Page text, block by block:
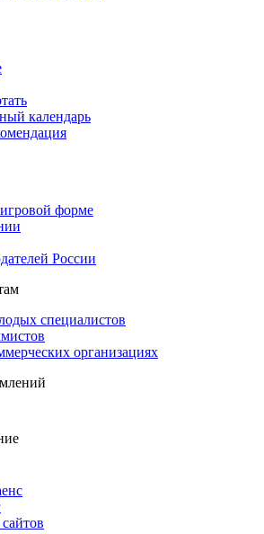
календарь
форме
России
специалистов
организациях